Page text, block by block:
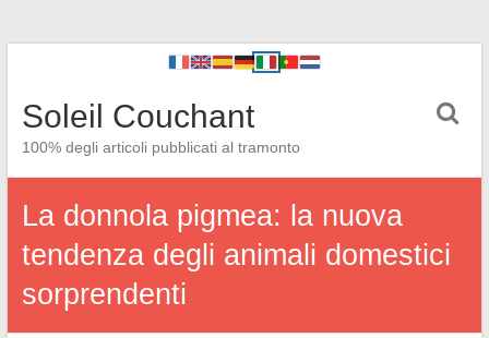
Soleil Couchant
100% degli articoli pubblicati al tramonto
La donnola pigmea: la nuova
tendenza degli animali domestici
sorprendenti